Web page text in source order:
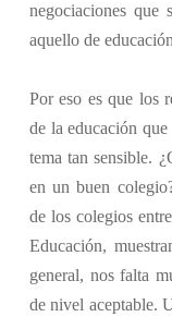
negociaciones que
aquello de
Por eso es que los
de la educación
tema tan sensible.
en un buen
de los colegios
Educación,
general, nos falta
de nivel aceptable.